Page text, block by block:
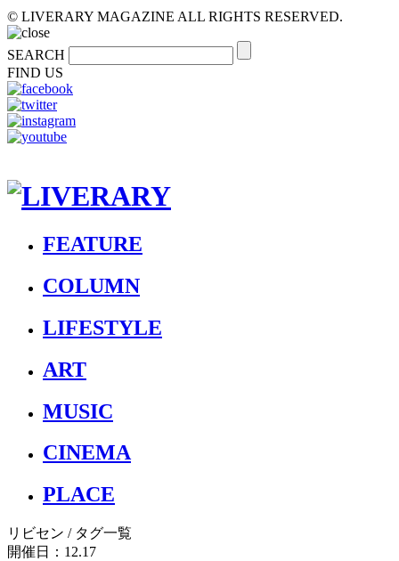
© LIVERARY MAGAZINE ALL RIGHTS RESERVED.
SEARCH
FIND US
FEATURE
COLUMN
LIFESTYLE
ART
MUSIC
CINEMA
PLACE
リビセン / タグ一覧
開催日：12.17